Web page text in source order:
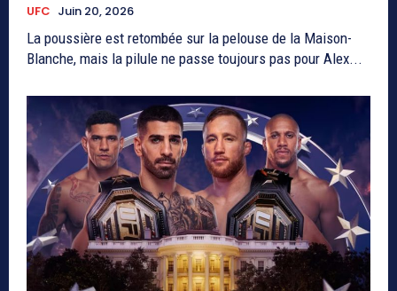
UFC Juin 20, 2026
La poussière est retombée sur la pelouse de la Maison-
Blanche, mais la pilule ne passe toujours pas pour Alex...